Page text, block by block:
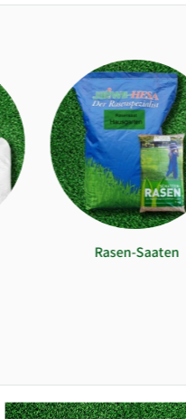
Rasen-Saaten